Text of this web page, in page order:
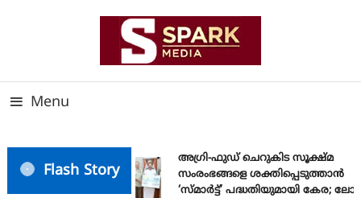
Menu
Flash Story
അഗ്രി-ഫുഡ് ചെറുകിട സൂക്ഷ്മ
സംരംഭങ്ങളെ ശക്തിപ്പെടുത്താന്‍
‘സ്മാര്‍ട്ട്’ പദ്ധതിയുമായി കേര;